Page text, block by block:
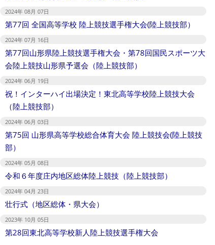
2024年 08月 07日
第77回 全国高等学校 陸上競技選手権大会(陸上競技部）
2024年 07月 16日
第77回山形県陸上競技選手権大会・第78回国民スポーツ大
会陸上競技山形県予選会（陸上競技部）
2024年 06月 19日
祝！インターハイ出場決定！東北高等学校陸上競技大会
（陸上競技部）
2024年 06月 03日
第75回 山形県高等学校総合体育大会 陸上競技会(陸上競技
部）
2024年 05月 08日
令和６年度庄内地区総体陸上競技（陸上競技部）
2024年 04月 23日
壮行式（地区総体・県大会）
2023年 10月 05日
第28回東北高等学校新人陸上競技選手権大会